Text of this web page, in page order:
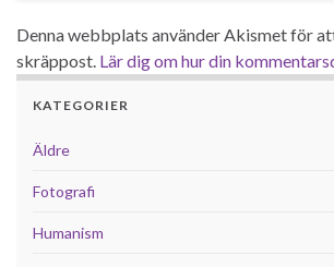
Denna webbplats använder Akismet för
skräppost. Lär dig om hur din
KATEGORIER
Äldre
Fotografi
Humanism